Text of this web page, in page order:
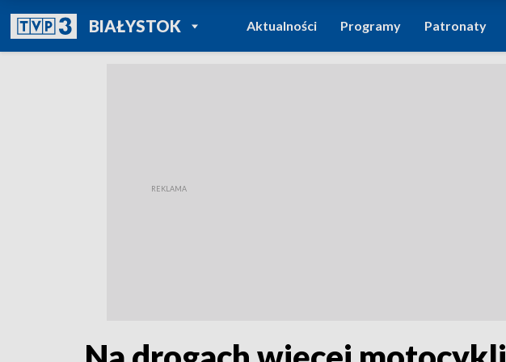
BIAŁYSTOKPOWRÓT DO
TVP REGIONY
Aktualności Programy Patronaty